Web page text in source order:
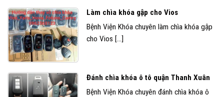
Làm chìa khóa gập cho Vios
Bệnh Viện Khóa chuyên làm chìa khóa gập
cho Vios [...]
Đánh chìa khóa ô tô quận Thanh Xuân
Bệnh Viện Khóa chuyên đánh chìa khóa ô